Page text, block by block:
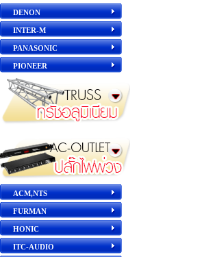
DENON
INTER-M
PANASONIC
PIONEER
ACM,NTS
FURMAN
HONIC
ITC-AUDIO